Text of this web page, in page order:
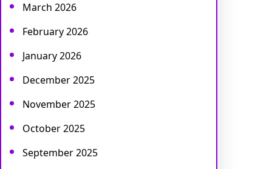
March 2026
February 2026
January 2026
December 2025
November 2025
October 2025
September 2025